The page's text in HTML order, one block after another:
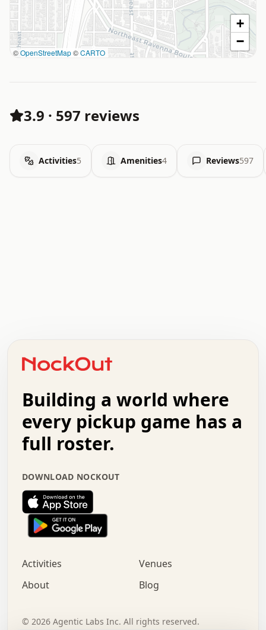
©OpenStreetMap©CARTO
+
−
3.9 · 597 reviews
Activities5 Amenities4 Reviews597
+   .   .   .   .   .   .   .   .   .   +   .   .
.   .   .   .   .   .   .   .   .   .   .   :   .
.   .   .   .   +   .   .   .   .   .   .   .   +
.   :   .   .   .   .   .   .   .   .   o   .   .
.   .   x   .   .   .   .   .   .   :   .   .   o
.   .   .   .   :   .   .   .   .   o   .   .   .
.   .   .   .   .   .   .   :   .   .   .   .   .
.   .   .   .   .   .   .   +   .   .   x   .   .
.   .   .   .   .   :   +   .   .   .   .   .   o
.   .   .   .   .   .   .   .   .   .   .   .   .
.   .   :   o   .   .   .   .   .   .   .   +   .
.   o   .   .   .   .   x   .   .   .   .   .   .
+   .   o   .   .   .   .   o   .   .   .   .
.   +   .   .   .   .   .   .   .   .   :   .   x
.   .   .   .   .   .   .   .   .   .   .   .   .   .
Building a world where
every pickup game has a
full roster.
DOWNLOAD NOCKOUT
Activities
Venues
About
Blog
© 2026 Agentic Labs Inc. All rights reserved.